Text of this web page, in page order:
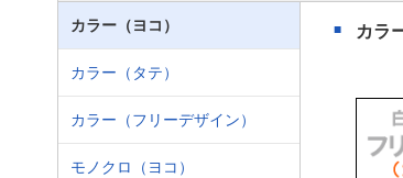
カラー（ヨコ）
カラー（タテ）
カラー（フリーデザイン）
モノクロ（ヨコ）
カラ